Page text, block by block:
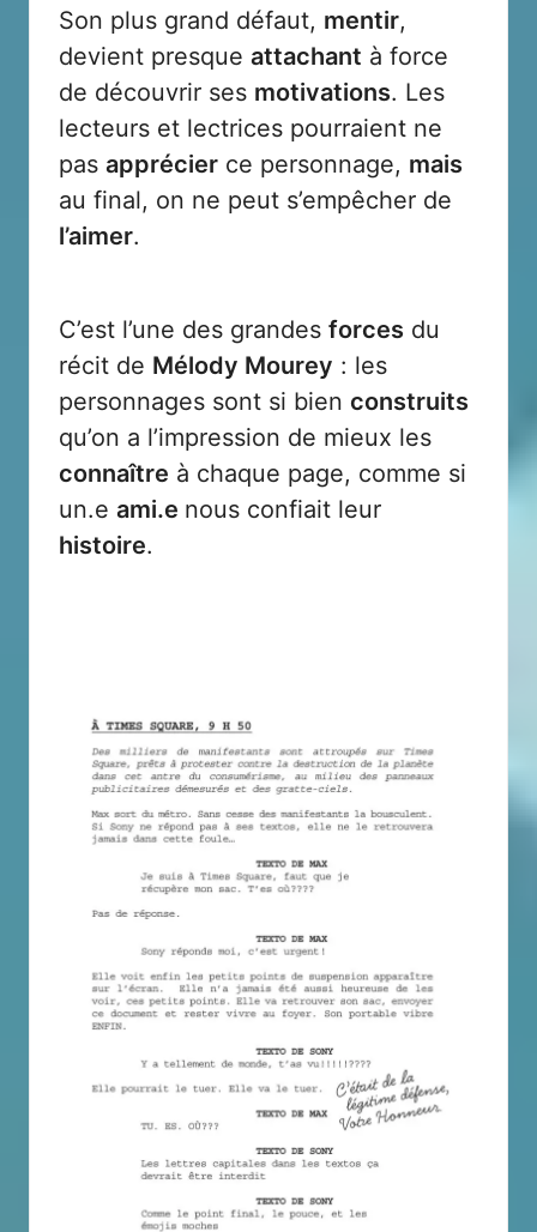
Son plus grand défaut, mentir,
devient presque attachant à force
de découvrir ses motivations. Les
lecteurs et lectrices pourraient ne
pas apprécier ce personnage, mais
au final, on ne peut s’empêcher de
l’aimer.
C’est l’une des grandes forces du
récit de Mélody Mourey : les
personnages sont si bien construits
qu’on a l’impression de mieux les
connaître à chaque page, comme si
un.e ami.e nous confiait leur
histoire.